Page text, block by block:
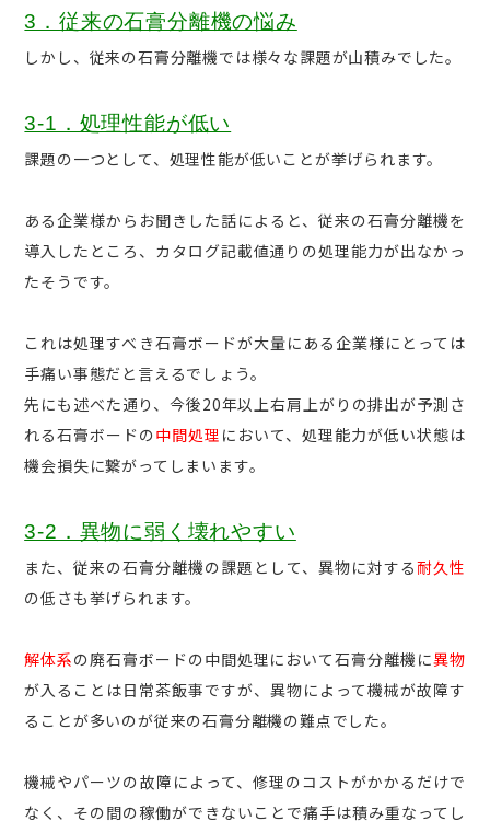
3．従来の石膏分離機の悩み
しかし、従来の石膏分離機では様々な課題が山積みでした。
3-1．処理性能が低い
課題の一つとして、処理性能が低いことが挙げられます。
ある企業様からお聞きした話によると、従来の石膏分離機を
導入したところ、カタログ記載値通りの処理能力が出なかっ
たそうです。
これは処理すべき石膏ボードが大量にある企業様にとっては
手痛い事態だと言えるでしょう。
先にも述べた通り、今後20年以上右肩上がりの排出が予測さ
れる石膏ボードの 中間処理 において、処理能力が低い状態は
機会損失に繋がってしまいます。
3-2．異物に弱く壊れやすい
また、従来の石膏分離機の課題として、異物に対する耐久性
の低さも挙げられます。
解体系の廃石膏ボードの中間処理において石膏分離機に異物
が入ることは日常茶飯事ですが、異物によって機械が故障す
ることが多いのが従来の石膏分離機の難点でした。
機械やパーツの故障によって、修理のコストがかかるだけで
なく、その間の稼働ができないことで痛手は積み重なってし